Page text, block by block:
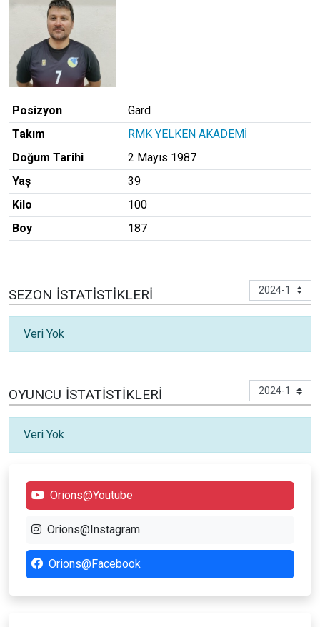
Posizyon
Gard
Takım
RMK YELKEN AKADEMİ
Doğum Tarihi
2 Mayıs 1987
Yaş
39
Kilo
100
Boy
187
SEZON İSTATISTIKLERI
Veri Yok
OYUNCU İSTATISTIKLERI
Veri Yok
Orions@Youtube
Orions@Instagram
Orions@Facebook